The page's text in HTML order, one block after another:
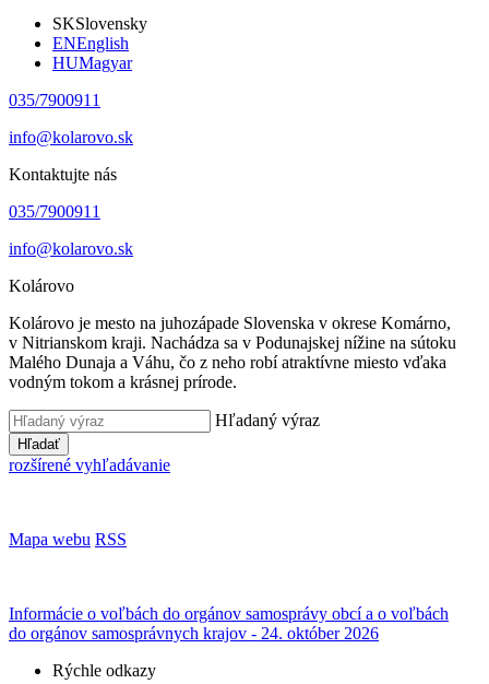
SKSlovensky
ENEnglish
HUMagyar
035/7900911
info@kolarovo.sk
Kontaktujte nás
035/7900911
info@kolarovo.sk
Kolárovo
Kolárovo je mesto na juhozápade Slovenska v okrese Komárno,
v Nitrianskom kraji. Nachádza sa v Podunajskej nížine na sútoku
Malého Dunaja a Váhu, čo z neho robí atraktívne miesto vďaka
vodným tokom a krásnej prírode.
Hľadaný výraz
Hľadať
rozšírené vyhľadávanie
Mapa webu RSS
Informácie o voľbách do orgánov samosprávy obcí a o voľbách
do orgánov samosprávnych krajov - 24. október 2026
Rýchle odkazy